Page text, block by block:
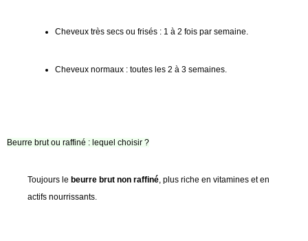
Cheveux très secs ou frisés : 1 à 2 fois par semaine.
Cheveux normaux : toutes les 2 à 3 semaines.
Beurre brut ou raffiné : lequel choisir ?
Toujours le beurre brut non raffiné , plus riche en vitamines et en
actifs nourrissants.